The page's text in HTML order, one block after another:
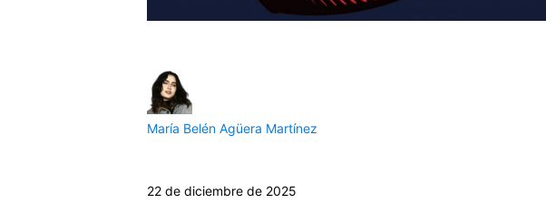
María Belén Agüera Martínez
22 de diciembre de 2025